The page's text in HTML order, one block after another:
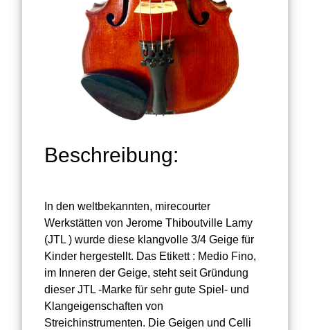
Beschreibung:
In den weltbekannten, mirecourter
Werkstätten von Jerome Thiboutville Lamy
(JTL ) wurde diese klangvolle 3/4 Geige für
Kinder hergestellt. Das Etikett : Medio Fino,
im Inneren der Geige, steht seit Gründung
dieser JTL -Marke für sehr gute Spiel- und
Klangeigenschaften von
Streichinstrumenten. Die Geigen und Celli